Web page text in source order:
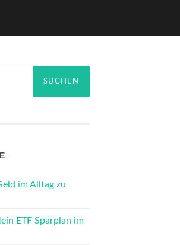
im Alltag zu
ETF Sparplan im